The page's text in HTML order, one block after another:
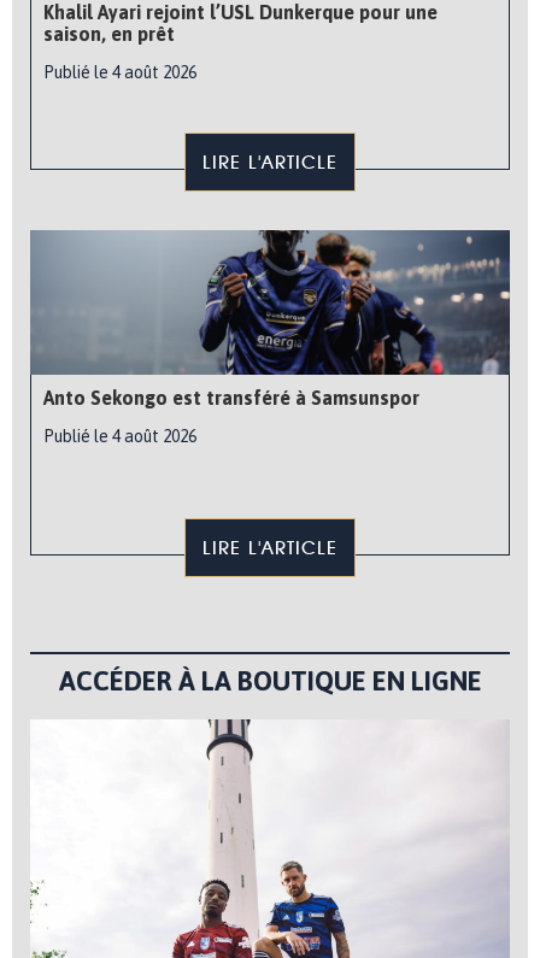
Khalil Ayari rejoint l’USL Dunkerque pour une
saison, en prêt
Publié le 4 août 2026
LIRE L'ARTICLE
Anto Sekongo est transféré à Samsunspor
Publié le 4 août 2026
LIRE L'ARTICLE
ACCÉDER À LA BOUTIQUE EN LIGNE